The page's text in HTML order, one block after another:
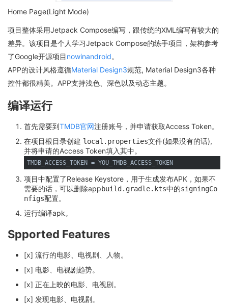
Home Page(Light Mode)
项目整体采用Jetpack Compose编写，跟传统的XML编写有较大的
差异。该项目是个人学习Jetpack Compose的练手项目，架构参考
了Google开源项目nowinandroid。
APP的设计风格遵循Material Design3规范, Material Design3各种
控件都很精美。APP支持浅色、深色以及动态主题。
编译运行
首先需要到TMDB官网注册账号，并申请获取Access Token。
在项目根目录创建 local.properties文件(如果没有的话),
并将申请的Access Token填入其中。
项目中配置了Release Keystore，用于生成发布APK，如果不
需要的话，可以删除appbuild.gradle.kts中的signingCo
nfigs配置。
运行编译apk。
Spported Features
[x] 流行的电影、电视剧、人物。
[x] 电影、电视剧趋势。
[x] 正在上映的电影、电视剧。
[x] 发现电影、电视剧。